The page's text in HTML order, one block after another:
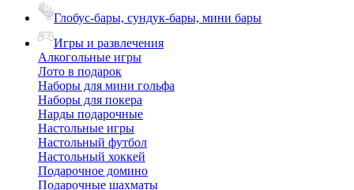
Глобус-бары, сундук-бары, мини бары
Игры и развлечения
Алкогольные игры
Лото в подарок
Наборы для мини гольфа
Наборы для покера
Нарды подарочные
Настольные игры
Настольный футбол
Настольный хоккей
Подарочное домино
Подарочные шахматы